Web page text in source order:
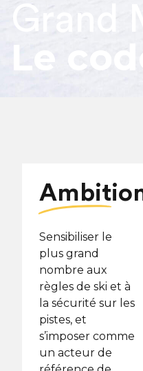
Grand
Le
Sensibiliser le
plus grand
nombre aux
règles de ski et à
la sécurité sur les
pistes, et
s’imposer comme
un acteur de